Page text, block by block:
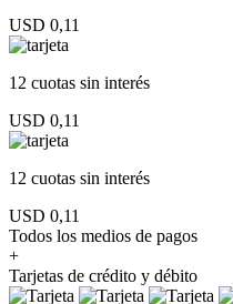
USD 0,11
12 cuotas sin interés
USD 0,11
12 cuotas sin interés
USD 0,11
Todos los medios de pagos
+
Tarjetas de crédito y débito